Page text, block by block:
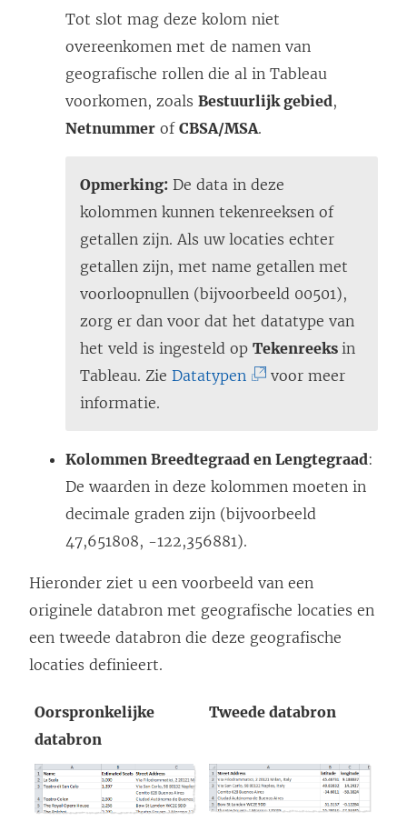
Tot slot mag deze kolom niet
overeenkomen met de namen van
geografische rollen die al in Tableau
voorkomen, zoals Bestuurlijk gebied,
Netnummer of CBSA/MSA.
Opmerking: De data in deze
kolommen kunnen tekenreeksen of
getallen zijn. Als uw locaties echter
getallen zijn, met name getallen met
voorloopnullen (bijvoorbeeld 00501),
zorg er dan voor dat het datatype van
het veld is ingesteld op Tekenreeks in
Tableau. Zie Datatypen
n
k
w
d
t
e
n
i
voor meer
informatie.
Kolommen Breedtegraad en Lengtegraad:
De waarden in deze kolommen moeten in
decimale graden zijn (bijvoorbeeld
47,651808, -122,356881).
Hieronder ziet u een voorbeeld van een
originele databron met geografische locaties en
een tweede databron die deze geografische
locaties definieert.
Oorspronkelijke
databron
Tweede databron